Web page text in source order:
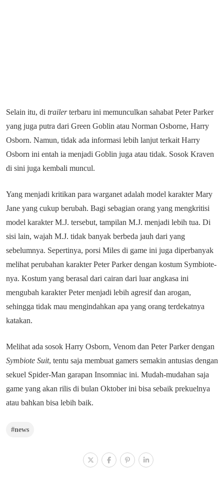
Selain itu, di trailerterbaru ini memunculkan sahabat Peter Parker
yang juga putra dari Green Goblin atau Norman Osborne, Harry
Osborn. Namun, tidak ada informasi lebih lanjut terkait Harry
Osborn ini entah ia menjadi Goblin juga atau tidak. Sosok Kraven
di sini juga kembali muncul.
Yang menjadi kritikan para warganet adalah model karakter Mary
Jane yang cukup berubah. Bagi sebagian orang yang mengkritisi
model karakter M.J. tersebut, tampilan M.J. menjadi lebih tua. Di
sisi lain, wajah M.J. tidak banyak berbeda jauh dari yang
sebelumnya. Sepertinya, porsi Miles di game ini juga diperbanyak
melihat perubahan karakter Peter Parker dengan kostum Symbiote-
nya. Kostum yang berasal dari cairan dari luar angkasa ini
mengubah karakter Peter menjadi lebih agresif dan arogan,
sehingga tidak mau mengindahkan apa yang orang terdekatnya
katakan.
Melihat ada sosok Harry Osborn, Venom dan Peter Parker dengan
Symbiote Suit, tentu saja membuat gamers semakin antusias dengan
sekuel Spider-Man garapan Insomniac ini. Mudah-mudahan saja
game yang akan rilis di bulan Oktober ini bisa sebaik prekuelnya
atau bahkan bisa lebih baik.
#news